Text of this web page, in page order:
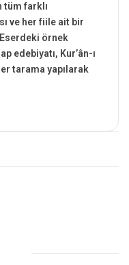
farklı
ve her fiile ait bir
örnek
edebiyatı, Kur’ân-ı
tarama yapılarak